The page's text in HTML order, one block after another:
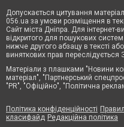
Допускається цитування
056.ua за умови розміщення в
Сайт міста Дніпра. Для
відкритого для пошукових систем
нижче другого абзацу в тексті
виняткових прав переслідується
Матеріали з плашками "Новини
матеріал", "Партнерський
"PR", "Офіційно", "Політична
Політика конфіденційності
класифайд Редакційна політика